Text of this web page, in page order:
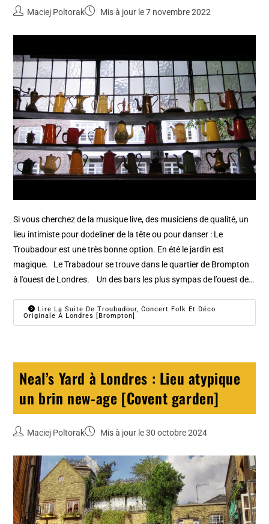
Maciej Poltorak Mis à jour le 7 novembre 2022
Si vous cherchez de la musique live, des musiciens de qualité, un
lieu intimiste pour dodeliner de la tête ou pour danser : Le
Troubadour est une très bonne option. En été le jardin est
magique. Le Trabadour se trouve dans le quartier de Brompton
à l'ouest de Londres. Un des bars les plus sympas de l’ouest de…
Lire La Suite De Troubadour, Concert Folk Et Déco
Originale À Londres [Brompton]
Neal’s Yard à Londres : Lieu atypique
un brin new-age [Covent garden]
Maciej Poltorak Mis à jour le 30 octobre 2024